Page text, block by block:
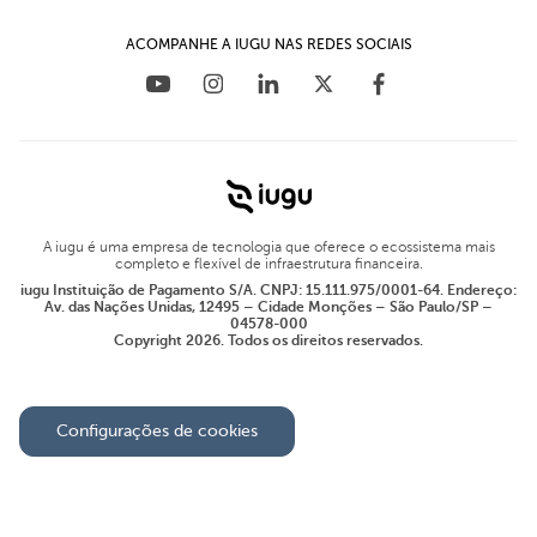
ACOMPANHE A IUGU NAS REDES SOCIAIS
A iugu é uma empresa de tecnologia que oferece o ecossistema mais
completo e flexível de infraestrutura financeira.
iugu Instituição de Pagamento S/A. CNPJ: 15.111.975/0001-64. Endereço:
Av. das Nações Unidas, 12495 – Cidade Monções – São Paulo/SP –
04578-000
Copyright 2026. Todos os direitos reservados.
Configurações de cookies